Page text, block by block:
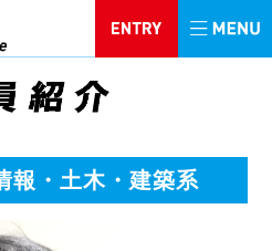
報・土木・建築系